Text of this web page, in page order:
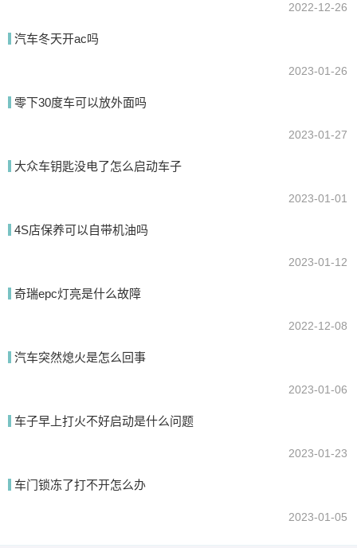
2022-12-26
汽车冬天开ac吗
2023-01-26
零下30度车可以放外面吗
2023-01-27
大众车钥匙没电了怎么启动车子
2023-01-01
4S店保养可以自带机油吗
2023-01-12
奇瑞epc灯亮是什么故障
2022-12-08
汽车突然熄火是怎么回事
2023-01-06
车子早上打火不好启动是什么问题
2023-01-23
车门锁冻了打不开怎么办
2023-01-05